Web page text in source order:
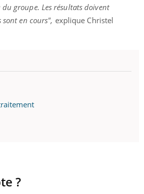
groupe. Les résultats doivent
en cours", explique Christel
?